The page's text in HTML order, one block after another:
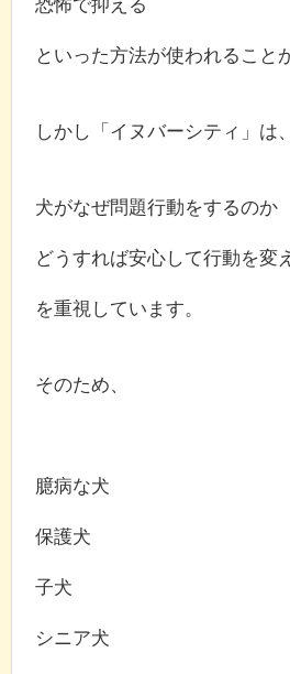
といった方法が使われること
しかし「イヌバーシティ」は、
犬がなぜ問題行動をするのか
どうすれば安心して行動を変
を重視しています。
そのため、
臆病な犬
保護犬
子犬
シニア犬